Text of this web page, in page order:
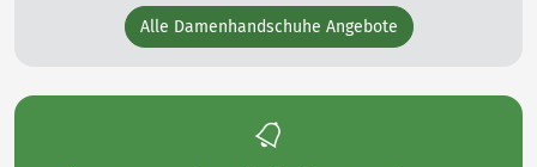
Alle Damenhandschuhe Angebote